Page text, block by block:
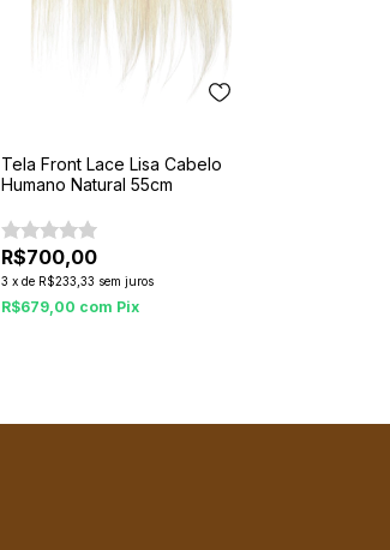
Tela Front Lace Lisa Cabelo
Humano Natural 55cm
R$700,00
3 x de R$233,33 sem juros
R$679,00 com Pix